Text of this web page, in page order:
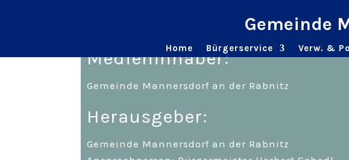
Gemeinde
Home Bürgerservice Verw. &
1. Impressum/Offenlegung
Medieninhaber:
Gemeinde Mannersdorf an der Rabnitz
Herausgeber:
Gemeinde Mannersdorf an der Rabnitz